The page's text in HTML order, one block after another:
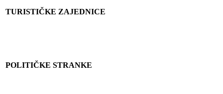
TURISTIČKE ZAJEDNICE
POLITIČKE STRANKE